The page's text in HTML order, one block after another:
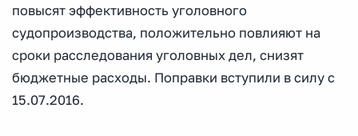
повысят эффективность уголовного
судопроизводства, положительно повлияют на
сроки расследования уголовных дел, снизят
бюджетные расходы. Поправки вступили в силу с
15.07.2016.